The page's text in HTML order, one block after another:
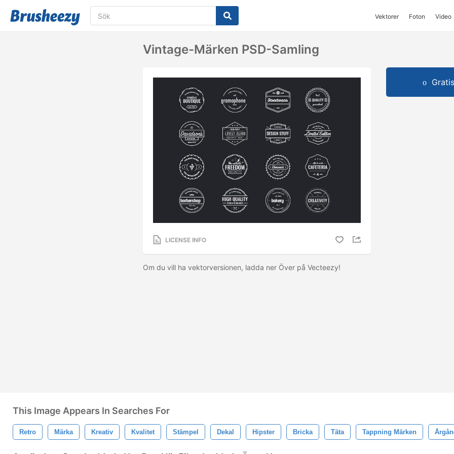
Vektorer Foton Video
Vintage-Märken PSD-Samling
LICENSE INFO
Om du vill ha vektorversionen, ladda ner Över på Vecteezy!
This Image Appears In Searches For
Retro Märka Kreativ Kvalitet Stämpel Dekal Hipster Bricka Täta Tappning Märken